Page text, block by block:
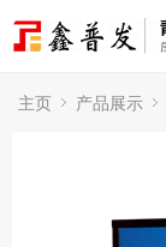
主页 产品展示